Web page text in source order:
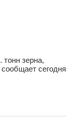
зерна,
сегодня